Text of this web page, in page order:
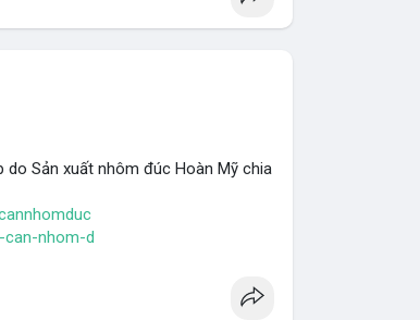
Sản xuất nhôm đúc Hoàn Mỹ chia
can-nhom-d